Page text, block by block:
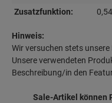
Zusatzfunktion:
Hinweis:
Wir versuchen stets
Unsere verwendeten
Beschreibung/in den
Sale-Artikel können